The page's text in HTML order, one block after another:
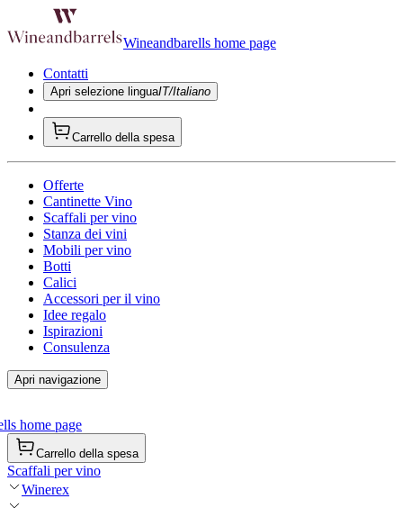
Wineandbarells home page
Contatti
Apri selezione linguaIT/Italiano
Carrello della spesa
Offerte
Cantinette Vino
Scaffali per vino
Stanza dei vini
Mobili per vino
Botti
Calici
Accessori per il vino
Idee regalo
Ispirazioni
Consulenza
Apri navigazione
home page
Carrello della spesa
Scaffali per vino
Winerex